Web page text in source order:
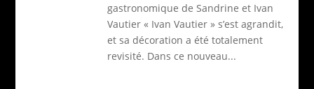
gastronomique de Sandrine et Ivan
Vautier « Ivan Vautier » s’est agrandit,
et sa décoration a été totalement
revisité. Dans ce nouveau...